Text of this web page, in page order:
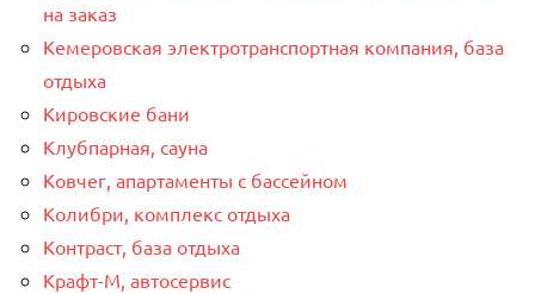
на заказ
Кемеровская электротранспортная компания, база
отдыха
Кировские бани
Клубпарная, сауна
Ковчег, апартаменты с бассейном
Колибри, комплекс отдыха
Контраст, база отдыха
Крафт-М, автосервис